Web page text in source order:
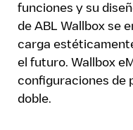
funciones y su
de ABL Wallbox se
carga
el futuro. Wallbox
configuraciones de
doble.